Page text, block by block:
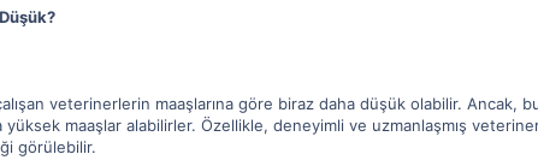
veterinerlerin maaşlarına göre biraz daha düşük olabilir. Ancak,
maaşlar alabilirler. Özellikle, deneyimli ve uzmanlaşmış
görülebilir.